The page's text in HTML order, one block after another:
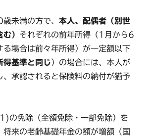
未満の方で、本人、配偶者（別世
） それぞれの前年所得（1月から6
る場合は前々年所得）が一定額以下
得基準と同じ）の場合には、本人が
、承認されると保険料の納付が猶予
の免除（全額免除・一部免除）を
将来の老齢基礎年金の額が増額（国